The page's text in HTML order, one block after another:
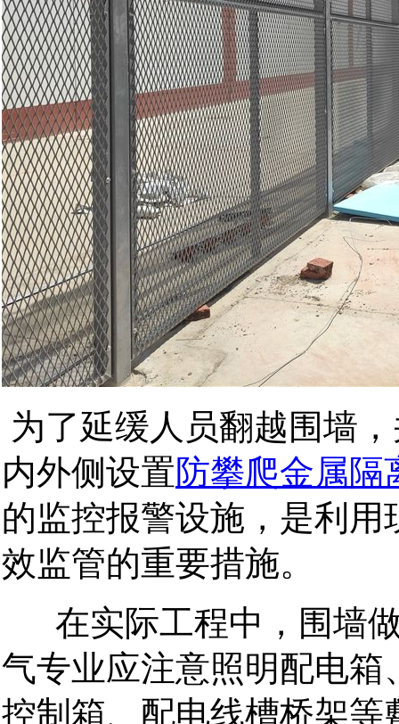
为了延缓人员翻越围墙
内外侧设置 防攀爬金属隔
的监控报警设施，是利
效监管的重要措施。
在实际工程中，围墙做
气专业应注意照明配电
控制箱、配电线槽桥架